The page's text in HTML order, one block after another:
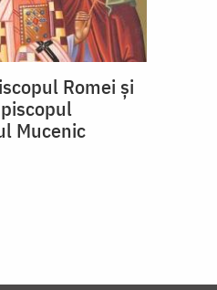
Romei și
Mucenic